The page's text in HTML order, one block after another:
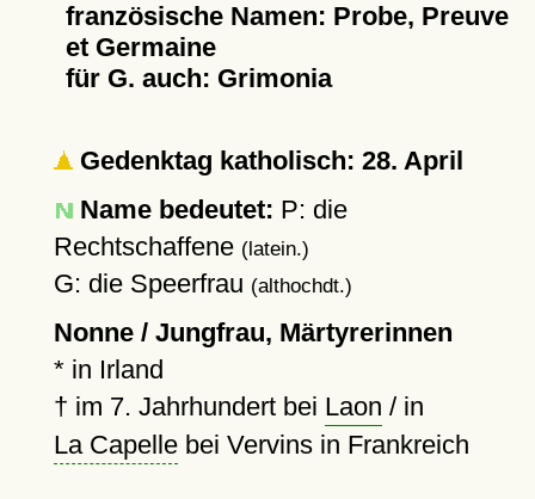
französische Namen: Probe, Preuve
et Germaine
für G. auch: Grimonia
Gedenktag katholisch: 28. April
Name bedeutet: P: die
Rechtschaffene (latein.)
G: die Speerfrau (althochdt.)
Nonne / Jungfrau, Märtyrerinnen
* in Irland
† im 7. Jahrhundert bei Laon / in
La Capellebei Vervins in Frankreich